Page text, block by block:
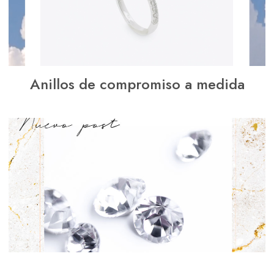
Anillos de compromiso a medida